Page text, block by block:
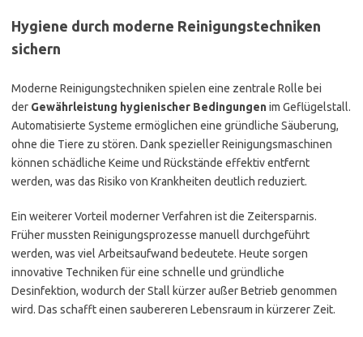
Hygiene durch moderne Reinigungstechniken
sichern
Moderne Reinigungstechniken spielen eine zentrale Rolle bei
der Gewährleistung hygienischer Bedingungenim Geflügelstall.
Automatisierte Systeme ermöglichen eine gründliche Säuberung,
ohne die Tiere zu stören. Dank spezieller Reinigungsmaschinen
können schädliche Keime und Rückstände effektiv entfernt
werden, was das Risiko von Krankheiten deutlich reduziert.
Ein weiterer Vorteil moderner Verfahren ist die Zeitersparnis.
Früher mussten Reinigungsprozesse manuell durchgeführt
werden, was viel Arbeitsaufwand bedeutete. Heute sorgen
innovative Techniken für eine schnelle und gründliche
Desinfektion, wodurch der Stall kürzer außer Betrieb genommen
wird. Das schafft einen saubereren Lebensraum in kürzerer Zeit.